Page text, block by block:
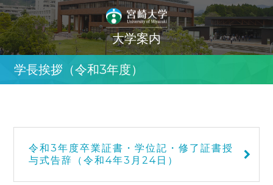
大学案内
学長挨拶（令和3年度）
令和3年度卒業証書・学位記・修了証書授
与式告辞（令和4年3月24日）